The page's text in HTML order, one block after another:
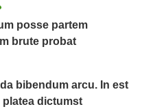
posse partem
brute probat
bibendum arcu. In est
platea dictumst